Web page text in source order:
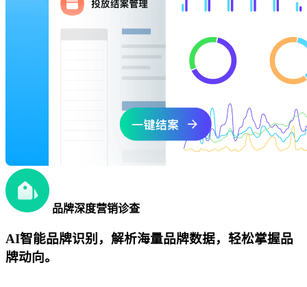
品牌深度营销诊查
AI智能品牌识别，解析海量品牌数据，轻松掌握品
牌动向。